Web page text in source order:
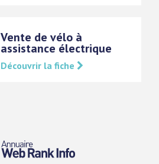
Vente de vélo à
assistance électrique
Découvrir la fiche